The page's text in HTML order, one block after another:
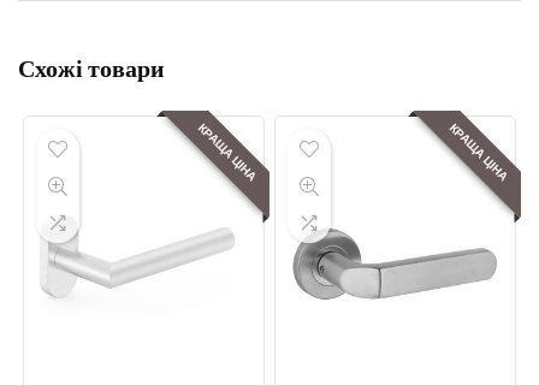
Схожі товари
КРАЩА ЦІНА КРАЩА ЦІНА